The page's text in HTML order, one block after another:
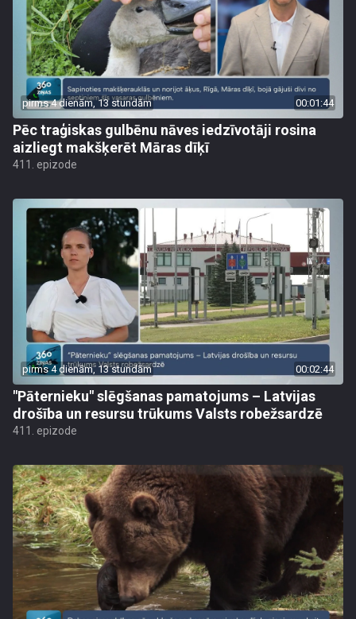
pirms 4 dienām, 13 stundām 00:01:44
Pēc traģiskas gulbēnu nāves iedzīvotāji rosina
aizliegt makšķerēt Māras dīķī
411. epizode
pirms 4 dienām, 13 stundām 00:02:44
"Pāternieku" slēgšanas pamatojums – Latvijas
drošība un resursu trūkums Valsts robežsardzē
411. epizode